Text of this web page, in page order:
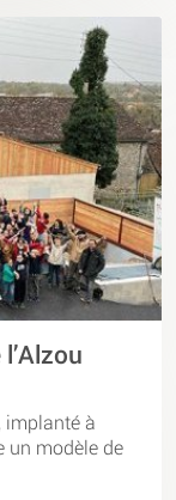
implanté à
un modèle de